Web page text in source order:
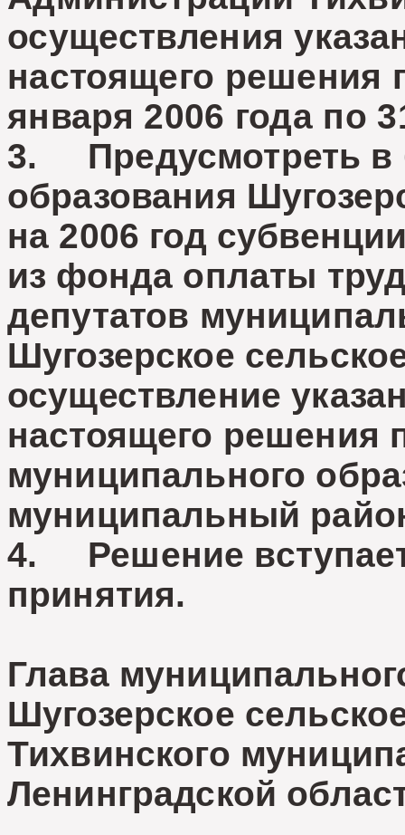
осуществления
настоящего решения
января 2006 года по
3. Предусмотреть в
образования
на 2006 год
из фонда оплаты
депутатов
Шугозерское
осуществление
настоящего решения
муниципального
муниципальный
4. Решение
принятия.
Глава
Шугозерское
Тихвинского
Ленинградской